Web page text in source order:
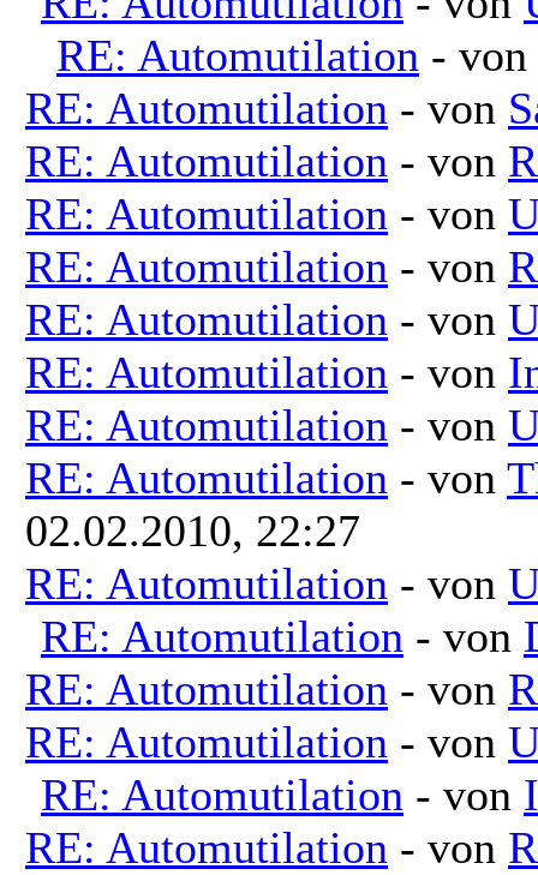
RE: Automutilation - von
RE: Automutilation - von
RE: Automutilation - von
RE: Automutilation - von
RE: Automutilation - von
RE: Automutilation - von
RE: Automutilation - von
RE: Automutilation - von
RE: Automutilation - von
02.02.2010, 22:27
RE: Automutilation - von
RE: Automutilation - von
RE: Automutilation - von
RE: Automutilation - von
RE: Automutilation - von
RE: Automutilation - von